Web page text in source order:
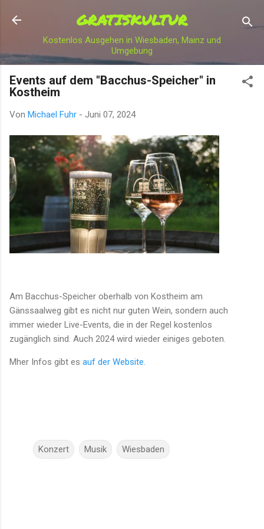
Direkt zum Hauptbereich
GRATISKULTUR
Kostenlos Ausgehen in Wiesbaden, Mainz und
Umgebung
Events auf dem "Bacchus-Speicher" in
Kostheim
Von Michael Fuhr - Juni 07, 2024
Am Bacchus-Speicher oberhalb von Kostheim am
Gänssaalweg gibt es nicht nur guten Wein, sondern auch
immer wieder Live-Events, die in der Regel kostenlos
zugänglich sind. Auch 2024 wird wieder einiges geboten.
Mher Infos gibt es auf der Website.
Konzert Musik Wiesbaden